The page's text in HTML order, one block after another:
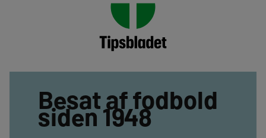
Besat af fodbold
siden 1948